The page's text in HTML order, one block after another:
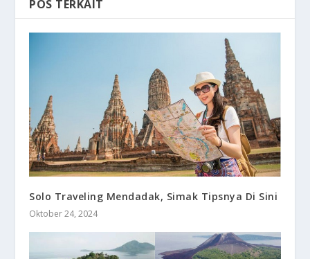
POS TERKAIT
Solo Traveling Mendadak, Simak Tipsnya Di Sini
Oktober 24, 2024